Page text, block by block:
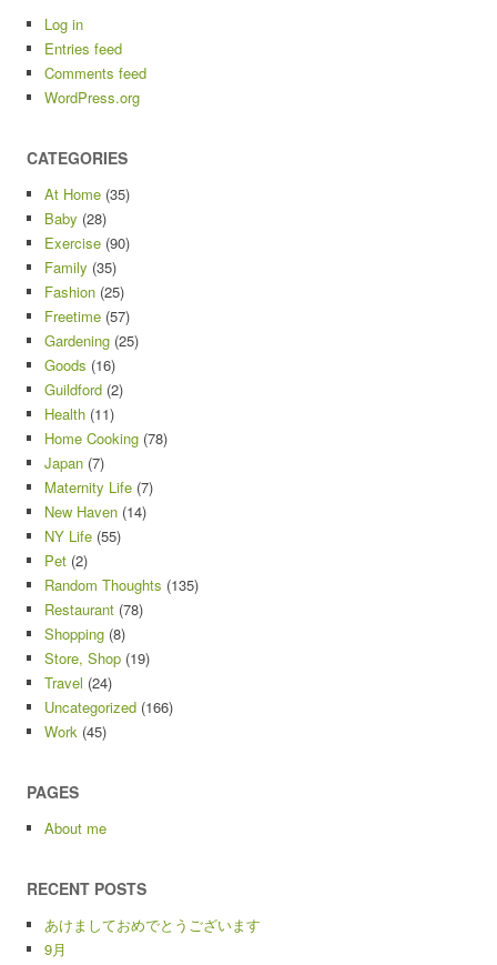
Log in
Entries feed
Comments feed
WordPress.org
CATEGORIES
At Home (35)
Baby (28)
Exercise (90)
Family (35)
Fashion (25)
Freetime (57)
Gardening (25)
Goods (16)
Guildford (2)
Health (11)
Home Cooking (78)
Japan (7)
Maternity Life (7)
New Haven (14)
NY Life (55)
Pet (2)
Random Thoughts (135)
Restaurant (78)
Shopping (8)
Store, Shop (19)
Travel (24)
Uncategorized (166)
Work (45)
PAGES
About me
RECENT POSTS
あけましておめでとうございます
9月